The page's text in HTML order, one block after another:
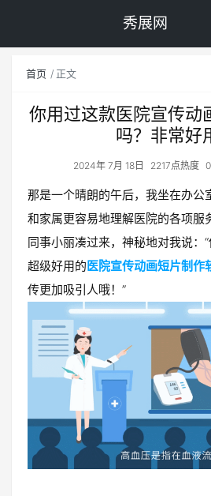
秀展网
首页 正文
你用过这款医院宣传动
吗？非常好
2024年 7月 18日 2217点热度
那是一个晴朗的午后，我坐在办公
和家属更容易地理解医院的各项服
同事小丽凑过来，神秘地对我说：
超级好用的医院宣传动画短片制作
传更加吸引人哦！”